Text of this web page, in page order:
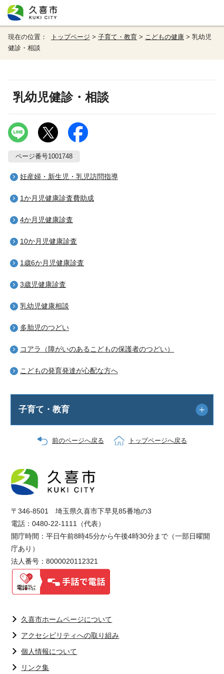
現在の位置： トップページ > 子育て・教育 > こどもの健康 > 乳幼児
健診・相談
乳幼児健診・相談
ページ番号1001748
妊産婦・新生児・乳児訪問指導
1か月児健康診査費助成
4か月児健康診査
10か月児健康診査
1歳6か月児健康診査
3歳児健康診査
乳幼児健康相談
多胎児のつどい
コアラ（障がいのあるこどもの保護者のつどい）
こどもの発育発達が心配な方へ
子育て・教育
前のページへ戻る トップページへ戻る
〒346-8501 埼玉県久喜市下早見85番地の3
電話：0480-22-1111（代表）
開庁時間：平日午前8時45分から午後4時30分まで（一部日曜開
庁あり）
法人番号：8000020112321
久喜市ホームページについて
アクセシビリティへの取り組み
個人情報について
リンク集